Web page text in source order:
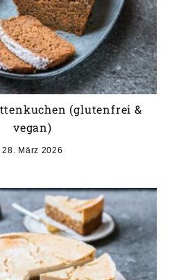
(glutenfrei &
vegan)
28. März 2026